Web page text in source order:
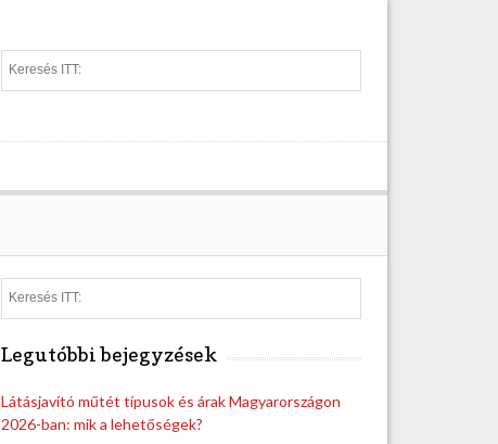
e
c
e
Legutóbbi bejegyzések
Látásjavító műtét típusok és árak Magyarországon
2026-ban: mik a lehetőségek?